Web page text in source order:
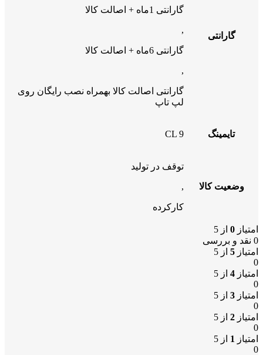
گارانتی
گارانتی 1ماه + اصالت کالا
,
گارانتی 6ماه + اصالت کالا
,
گارانتی اصالت کالا بهمراه نصب رایگان روی
لپ تاپ
تایمینگ CL 9
وضعیت کالا
توقف در تولید
,
کارکرده
امتیاز 0 از 5
0 نقد و بررسی
امتیاز 5 از 5
0
امتیاز 4 از 5
0
امتیاز 3 از 5
0
امتیاز 2 از 5
0
امتیاز 1 از 5
0